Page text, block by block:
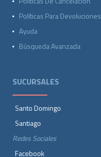
Políticas Para Devoluciones
Ayuda
Búsqueda Avanzada
SUCURSALES
Santo Domingo
Santiago
Redes Sociales
Facebook